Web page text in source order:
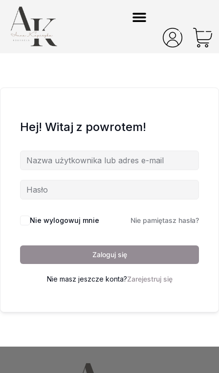
Hej! Witaj z powrotem!
Nie wylogowuj mnie Nie pamiętasz hasła?
Zaloguj się
Nie masz jeszcze konta?Zarejestruj się